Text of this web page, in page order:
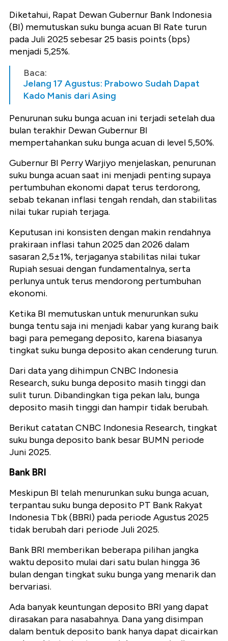
Diketahui, Rapat Dewan Gubernur Bank Indonesia
(BI) memutuskan suku bunga acuan BI Rate turun
pada Juli 2025 sebesar 25 basis points (bps)
menjadi 5,25%.
Baca:
Jelang 17 Agustus: Prabowo Sudah Dapat
Kado Manis dari Asing
Penurunan suku bunga acuan ini terjadi setelah dua
bulan terakhir Dewan Gubernur BI
mempertahankan suku bunga acuan di level 5,50%.
Gubernur BI Perry Warjiyo menjelaskan, penurunan
suku bunga acuan saat ini menjadi penting supaya
pertumbuhan ekonomi dapat terus terdorong,
sebab tekanan inflasi tengah rendah, dan stabilitas
nilai tukar rupiah terjaga.
Keputusan ini konsisten dengan makin rendahnya
prakiraan inflasi tahun 2025 dan 2026 dalam
sasaran 2,5±1%, terjaganya stabilitas nilai tukar
Rupiah sesuai dengan fundamentalnya, serta
perlunya untuk terus mendorong pertumbuhan
ekonomi.
Ketika BI memutuskan untuk menurunkan suku
bunga tentu saja ini menjadi kabar yang kurang baik
bagi para pemegang deposito, karena biasanya
tingkat suku bunga deposito akan cenderung turun.
Dari data yang dihimpun CNBC Indonesia
Research, suku bunga deposito masih tinggi dan
sulit turun. Dibandingkan tiga pekan lalu, bunga
deposito masih tinggi dan hampir tidak berubah.
Berikut catatan CNBC Indonesia Research, tingkat
suku bunga deposito bank besar BUMN periode
Juni 2025.
Bank BRI
Meskipun BI telah menurunkan suku bunga acuan,
terpantau suku bunga deposito PT Bank Rakyat
Indonesia Tbk (BBRI) pada periode Agustus 2025
tidak berubah dari periode Juli 2025.
Bank BRI memberikan beberapa pilihan jangka
waktu deposito mulai dari satu bulan hingga 36
bulan dengan tingkat suku bunga yang menarik dan
bervariasi.
Ada banyak keuntungan deposito BRI yang dapat
dirasakan para nasabahnya. Dana yang disimpan
dalam bentuk deposito bank hanya dapat dicairkan